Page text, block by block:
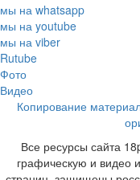
мы на whatsapp
мы на youtube
мы на viber
Rutube
Фото
Видео
Копирование
Все ресурсы сайта
графическую и видео